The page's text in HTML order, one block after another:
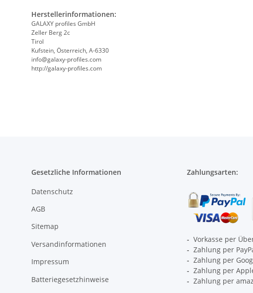
Herstellerinformationen:
GALAXY profiles GmbH
Zeller Berg 2c
Tirol
Kufstein, Österreich, A-6330
info@galaxy-profiles.com
http://galaxy-profiles.com
Gesetzliche Informationen
Datenschutz
AGB
Sitemap
Versandinformationen
Impressum
Batteriegesetzhinweise
Zahlungsarten:
- Vorkasse per
- Zahlung per
- Zahlung per
- Zahlung per
- Zahlung per